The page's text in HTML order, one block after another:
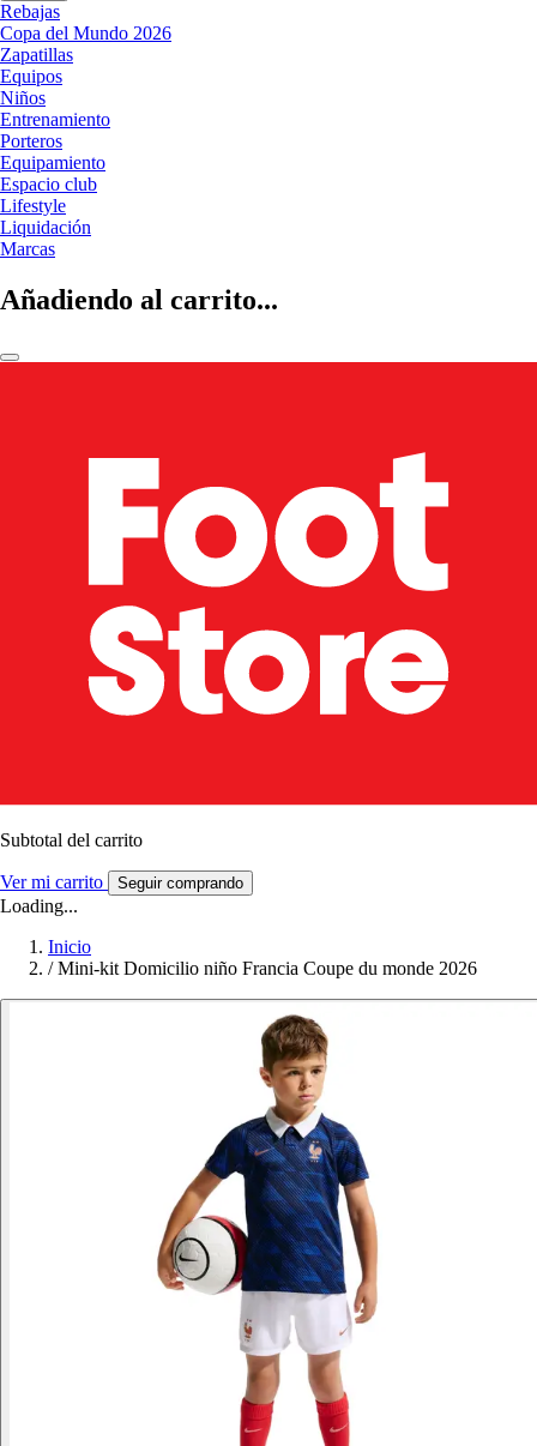
Rebajas
Copa del Mundo 2026
Zapatillas
Equipos
Niños
Entrenamiento
Porteros
Equipamiento
Espacio club
Lifestyle
Liquidación
Marcas
Añadiendo al carrito...
Subtotal del carrito
Ver mi carrito Seguir comprando
Loading...
Inicio
/ Mini-kit Domicilio niño Francia Coupe du monde 2026